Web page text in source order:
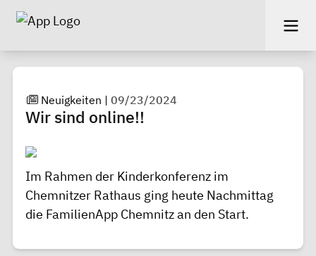
Neuigkeiten |09/23/2024
Wir sind online!!
Im Rahmen der Kinderkonferenz im
Chemnitzer Rathaus ging heute Nachmittag
die FamilienApp Chemnitz an den Start.